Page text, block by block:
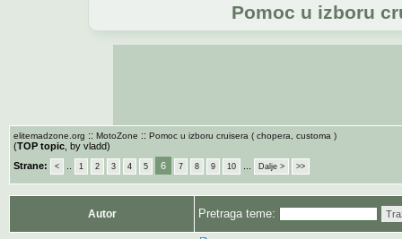
Pomoc u izboru
elitemadzone.org :: MotoZone :: Pomoc u izboru cruisera ( chopera, customa )
(TOP topic , by vladd)
Strane:
< 1 2 3 4 5 6 7 8 9 10 Dalje > >>
Autor Pretraga teme: